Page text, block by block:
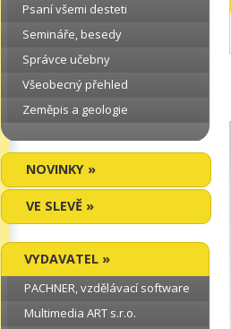
Psaní všemi desteti
Semináře, besedy
Správce učebny
Všeobecný přehled
Zeměpis a geologie
NOVINKY »
VE SLEVĚ »
VYDAVATEL »
PACHNER, vzdělávací software
Multimedia ART s.r.o.